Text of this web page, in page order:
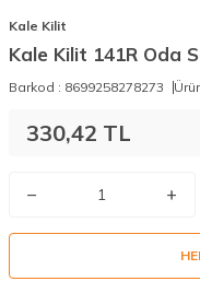
Kale Kilit
Kale Kilit 141R Oda
Barkod : 8699258278273
330,42 TL